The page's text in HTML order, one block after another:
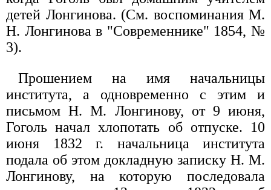
детей Лонгинова. (См. воспоминания М.
Н. Лонгинова в "Современнике" 1854, №
3).
Прошением на имя начальницы
института, а одновременно с этим и
письмом Н. М. Лонгинову, от 9 июня,
Гоголь начал хлопотать об отпуске. 10
июня 1832 г. начальница института
подала об этом докладную записку Н. М.
Лонгинову, на которую последовала